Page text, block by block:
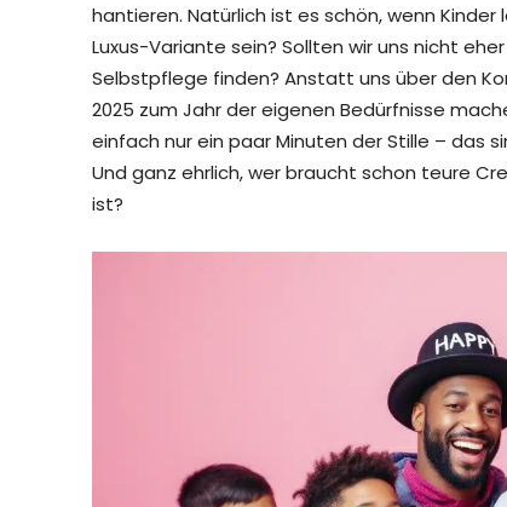
hantieren. Natürlich ist es schön, wenn
Luxus-Variante sein? Sollten wir uns nicht
Selbstpflege finden? Anstatt uns über den
2025 zum Jahr der eigenen Bedürfnisse
einfach nur ein paar Minuten der Stille – das
Und ganz ehrlich, wer braucht schon teure
ist?